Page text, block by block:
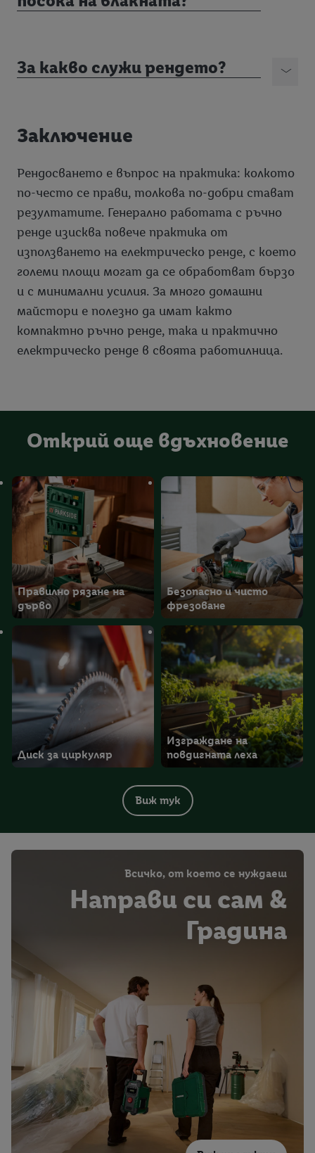
За какво служи рендето?
Заключение
Рендосването е въпрос на практика: колкото
по-често се прави, толкова по-добри стават
резултатите. Генерално работата с ръчно
ренде изисква повече практика от
използването на електрическо ренде, с което
големи площи могат да се обработват бързо
и с минимални усилия. За много домашни
майстори е полезно да имат както
компактно ръчно ренде, така и практично
електрическо ренде в своята работилница.
Открий още вдъхновение
Правилно рязане на
дърво
Безопасно и чисто
фрезоване
Диск за циркуляр
Изграждане на
повдигната леха
Виж тук
Всичко, от което се нуждаеш
Направи си сам &
Градина